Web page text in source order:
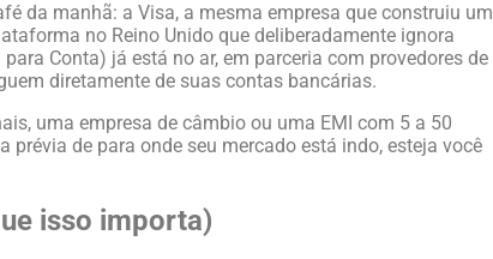
da manhã: a Visa, a mesma empresa que construiu um
no Reino Unido que deliberadamente ignora
Conta) já está no ar, em parceria com provedores de
diretamente de suas contas bancárias.
uma empresa de câmbio ou uma EMI com 5 a 50
de para onde seu mercado está indo, esteja você
isso importa)